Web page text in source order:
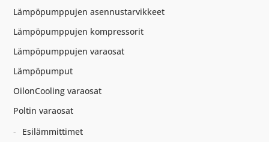
Lämpöpumppujen asennustarvikkeet
Lämpöpumppujen kompressorit
Lämpöpumppujen varaosat
Lämpöpumput
OilonCooling varaosat
Poltin varaosat
Esilämmittimet